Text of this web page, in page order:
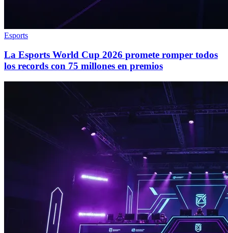
Esports
La Esports World Cup 2026 promete romper todos
los records con 75 millones en premios